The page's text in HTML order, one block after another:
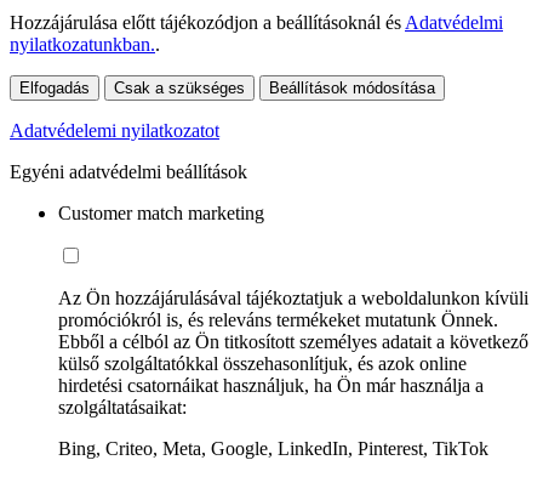
Hozzájárulása előtt tájékozódjon a beállításoknál és Adatvédelmi
nyilatkozatunkban..
Elfogadás Csak a szükséges Beállítások módosítása
Adatvédelemi nyilatkozatot
Egyéni adatvédelmi beállítások
Customer match marketing
Az Ön hozzájárulásával tájékoztatjuk a weboldalunkon kívüli
promóciókról is, és releváns termékeket mutatunk Önnek.
Ebből a célból az Ön titkosított személyes adatait a következő
külső szolgáltatókkal összehasonlítjuk, és azok online
hirdetési csatornáikat használjuk, ha Ön már használja a
szolgáltatásaikat:
Bing, Criteo, Meta, Google, LinkedIn, Pinterest, TikTok